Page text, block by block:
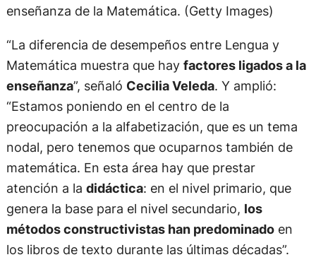
enseñanza de la Matemática. (Getty Images)
“La diferencia de desempeños entre Lengua y
Matemática muestra que hay factores ligados a la
enseñanza”, señaló Cecilia Veleda. Y amplió:
“Estamos poniendo en el centro de la
preocupación a la alfabetización, que es un tema
nodal, pero tenemos que ocuparnos también de
matemática. En esta área hay que prestar
atención a la didáctica: en el nivel primario, que
genera la base para el nivel secundario, los
métodos constructivistas han predominadoen
los libros de texto durante las últimas décadas”.